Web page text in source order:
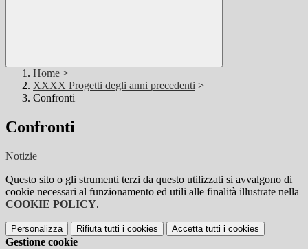
Home >
XXXX Progetti degli anni precedenti >
Confronti
Confronti
Notizie
Questo sito o gli strumenti terzi da questo utilizzati si avvalgono di
cookie necessari al funzionamento ed utili alle finalità illustrate nella
COOKIE POLICY.
Personalizza Rifiuta tutti i cookies Accetta tutti i cookies
Gestione cookie